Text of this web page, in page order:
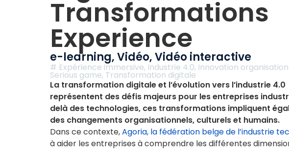
Transformations
Experience
e-learning,Vidéo,Vidéo interactive
# Expérience immersive, Industrie 4.0, Innovation
Serious game, Transformation digitale
La transformation digitale et l’évolution vers l’industrie 4.0
représentent des défis majeurs pour les entreprises
delà des technologies, ces transformations impliquent
des changements organisationnels, culturels et humains.
Dans ce contexte,Agoria, la fédération belge de l’industrie
à aider les entreprises à comprendre les différentes